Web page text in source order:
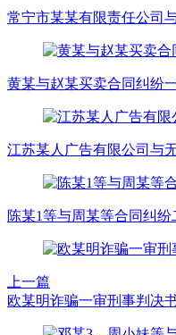
常宁市某某有限责任公司
黄某与赵某买卖合同纠纷
江苏某人广告有限公司与
陈某1等与周某等合同纠
上一篇
欧某明诈骗一审刑事判决